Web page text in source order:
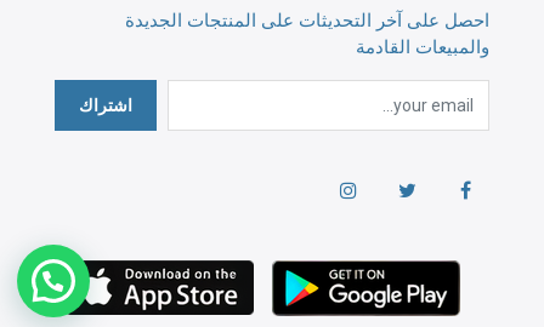
احصل على آخر التحديثات على المنتجات الجديدة
والمبيعات القادمة
اشتراك